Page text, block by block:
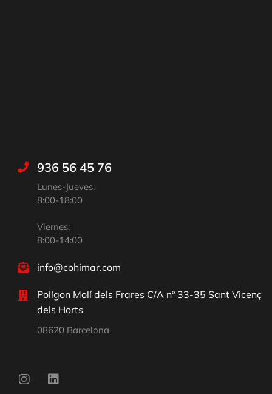
936 56 45 76
Lunes-Jueves:
8:00-18:00
Viernes:
8:00-14:00
info@cohimar.com
Polígon Molí dels Frares C/A nº 33-35 Sant Vicenç
dels Horts
08620 Barcelona